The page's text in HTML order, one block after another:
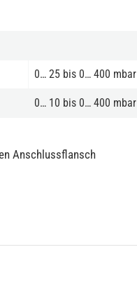
0… 25 bis 0… 400 mbar
0… 10 bis 0… 400 mbar
Anschlussflansch